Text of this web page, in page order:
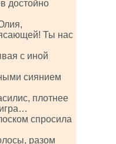
достойно
Ты нас
с иной
сиянием
плотнее
спросила
разом